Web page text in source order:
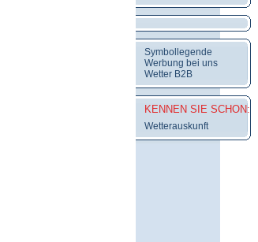
Symbollegende
Werbung bei uns
Wetter B2B
KENNEN SIE SCHON:
Wetterauskunft